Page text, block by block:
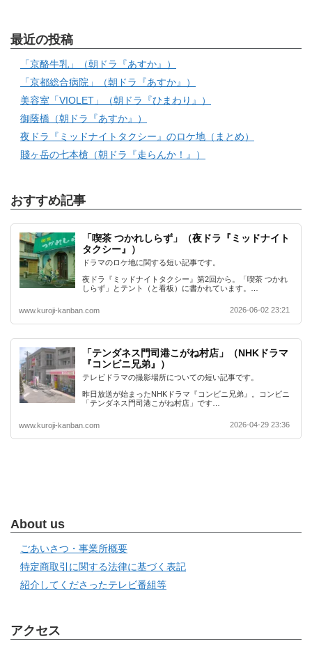
最近の投稿
「京酪牛乳」（朝ドラ『あすか』）
「京都総合病院」（朝ドラ『あすか』）
美容室「VIOLET」（朝ドラ『ひまわり』）
御蔭橋（朝ドラ『あすか』）
夜ドラ『ミッドナイトタクシー』のロケ地（まとめ）
賤ヶ岳の七本槍（朝ドラ『走らんか！』）
おすすめ記事
「喫茶 つかれしらず」（夜ドラ『ミッドナイト
タクシー』）
ドラマのロケ地に関する短い記事です。
夜ドラ『ミッドナイトタクシー』第2回から。「喫茶 つかれ
しらず」とテント（と看板）に書かれています。…
www.kuroji-kanban.com 2026-06-02 23:21
「テンダネス門司港こがね村店」（NHKドラマ
『コンビニ兄弟』）
テレビドラマの撮影場所についての短い記事です。
昨日放送が始まったNHKドラマ『コンビニ兄弟』。コンビニ
「テンダネス門司港こがね村店」です…
www.kuroji-kanban.com 2026-04-29 23:36
About us
ごあいさつ・事業所概要
特定商取引に関する法律に基づく表記
紹介してくださったテレビ番組等
アクセス